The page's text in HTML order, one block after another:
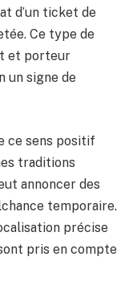
d’un ticket de
Ce type de
et porteur
un signe de
ce sens positif
traditions
annoncer des
temporaire.
précise
pris en compte